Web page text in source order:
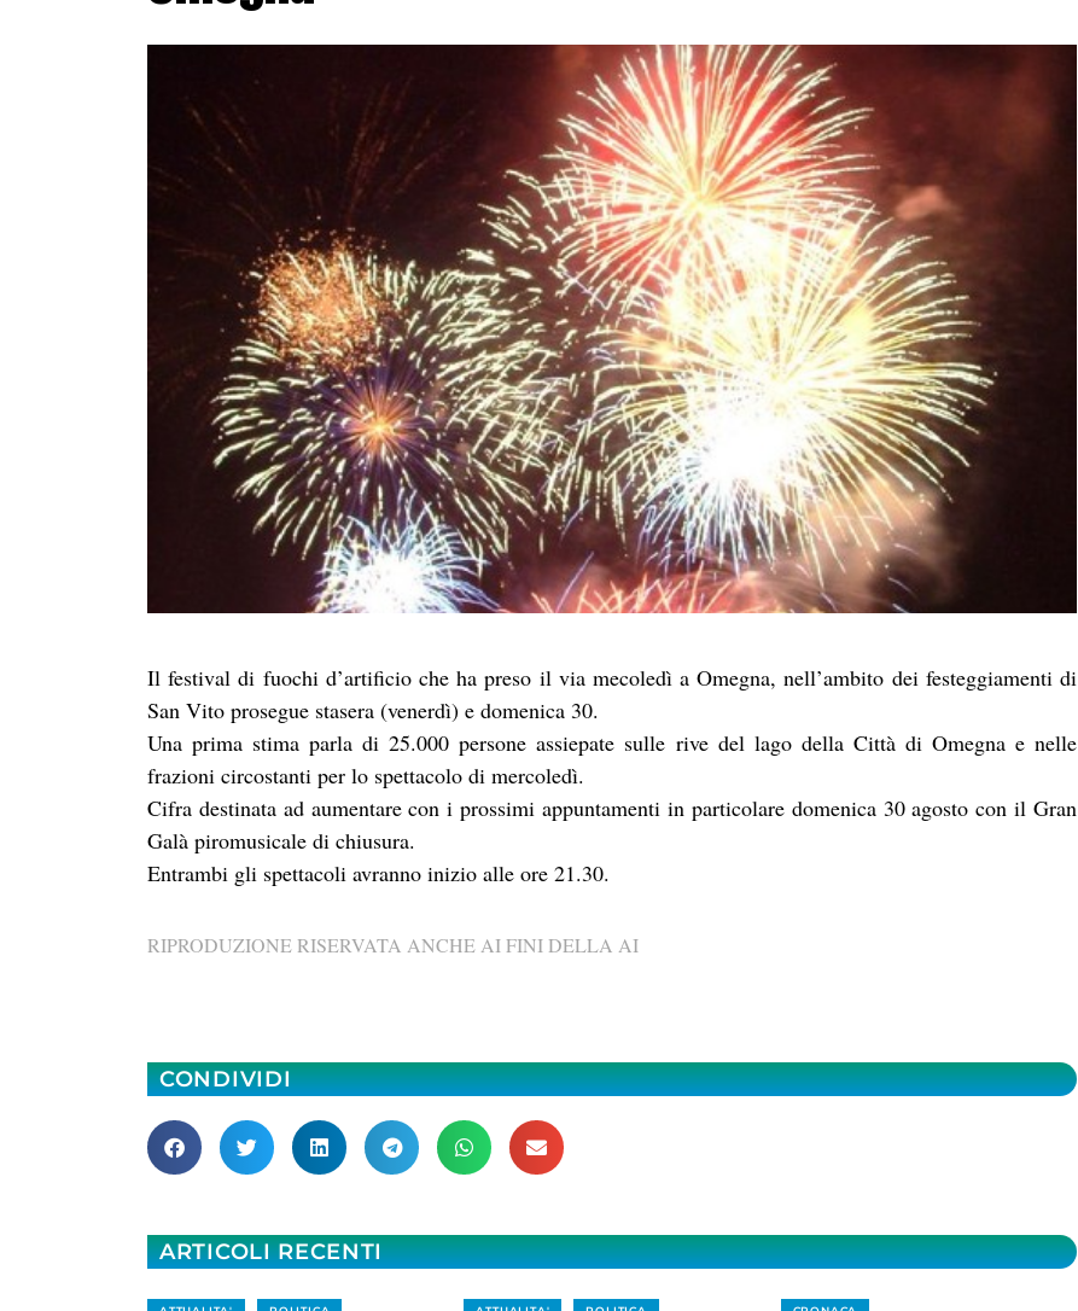
Il festival di fuochi d’artificio che ha preso il via mecoledì a Omegna, nell’ambito dei festeggiamenti di
San Vito prosegue stasera (venerdì) e domenica 30.
Una prima stima parla di 25.000 persone assiepate sulle rive del lago della Città di Omegna e nelle
frazioni circostanti per lo spettacolo di mercoledì.
Cifra destinata ad aumentare con i prossimi appuntamenti in particolare domenica 30 agosto con il Gran
Galà piromusicale di chiusura.
Entrambi gli spettacoli avranno inizio alle ore 21.30.
RIPRODUZIONE RISERVATA ANCHE AI FINI DELLA AI
CONDIVIDI
ARTICOLI RECENTI